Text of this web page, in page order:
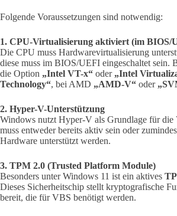
Folgende Voraussetzungen sind notwendig:
1. CPU-Virtualisierung aktiviert (im BIOS/
Die CPU muss Hardwarevirtualisierung
diese muss im BIOS/UEFI eingeschaltet sein.
die Option „Intel VT-x“ oder „Intel
Technology“, bei AMD „AMD-V“ oder
2. Hyper-V-Unterstützung
Windows nutzt Hyper-V als Grundlage für
muss entweder bereits aktiv sein oder
Hardware unterstützt werden.
3. TPM 2.0 (Trusted Platform Module)
Besonders unter Windows 11 ist ein aktives
Dieses Sicherheitschip stellt kryptografische
bereit, die für VBS benötigt werden.